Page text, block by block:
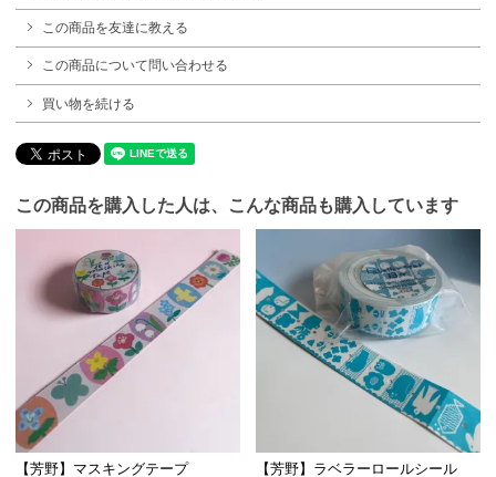
この商品を友達に教える
この商品について問い合わせる
買い物を続ける
この商品を購入した人は、こんな商品も購入しています
【芳野】マスキングテープ
【芳野】ラベラーロールシール